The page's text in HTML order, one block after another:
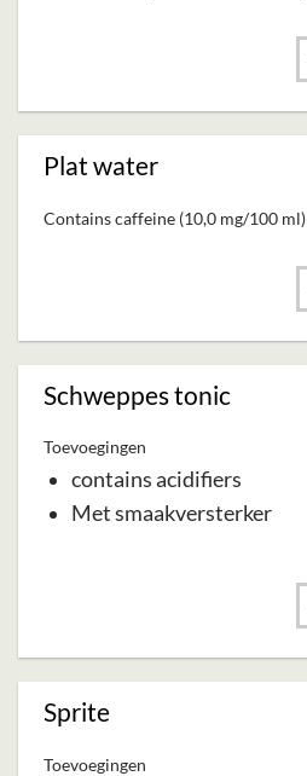
Plat water
Contains caffeine (10,0 mg/100 ml)
Schweppes tonic
Toevoegingen
contains acidifiers
Met smaakversterker
Sprite
Toevoegingen